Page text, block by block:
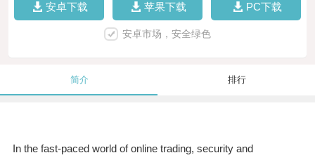
安卓下载 苹果下载 PC下载
安卓市场，安全绿色
简介 排行
In the fast-paced world of online trading, security and